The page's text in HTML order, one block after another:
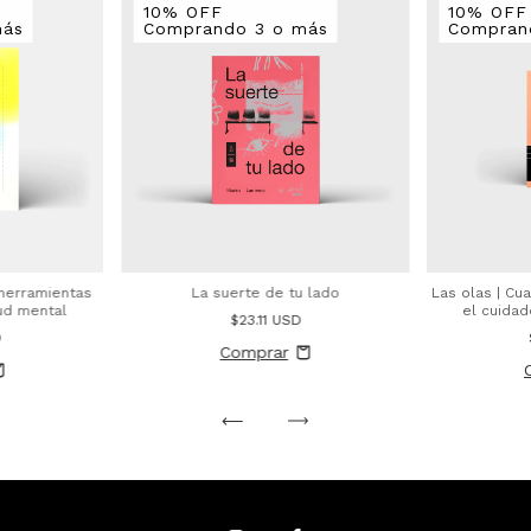
mental
10% OFF
Comprando 3 o más
La suerte de tu lado
$23.11 USD
10% OFF
Las olas |
el